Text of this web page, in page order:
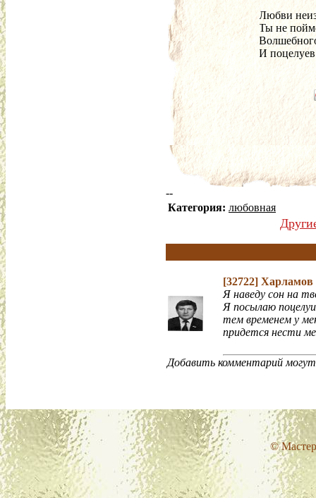
Любви
Ты не
И
--
Категория: любовная
[32722]
Я наведу сон на
Я посылаю
тем временем у
придется нести
Добавить комментарий
©